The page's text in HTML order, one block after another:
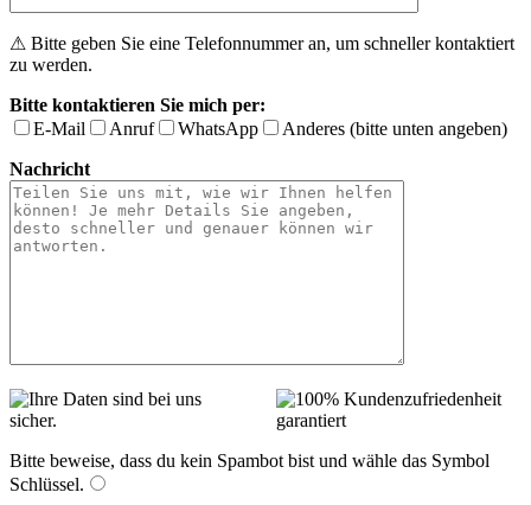
⚠ Bitte geben Sie eine Telefonnummer an, um schneller kontaktiert
zu werden.
Bitte kontaktieren Sie mich per:
E-Mail
Anruf WhatsApp
Anderes (bitte unten angeben)
Nachricht
Bitte beweise, dass du kein Spambot bist und wähle das Symbol
Schlüssel.